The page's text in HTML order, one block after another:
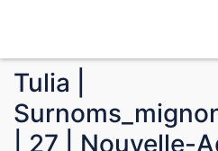
Tulia |
| 27 | Nouvelle-